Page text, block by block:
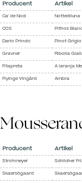
Producent Artikel
Ca' de Noci Nottediluna
COS Pithos
Dario Princic Pinot Grigio
Gravner Ribolla
Fitapreta A laranja
Flyinge Vingård Ambra
Producent Artikel
Strohmeyer Schilcher
Skaersögaard